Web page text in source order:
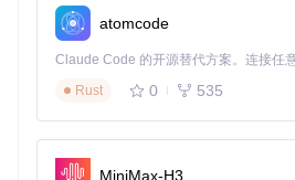
的命令。
脚本会自动为现有所有下载任务
验证方法：查看下载任务的Tracker列
atomcode
Rust
0 535
MiniMax-H3